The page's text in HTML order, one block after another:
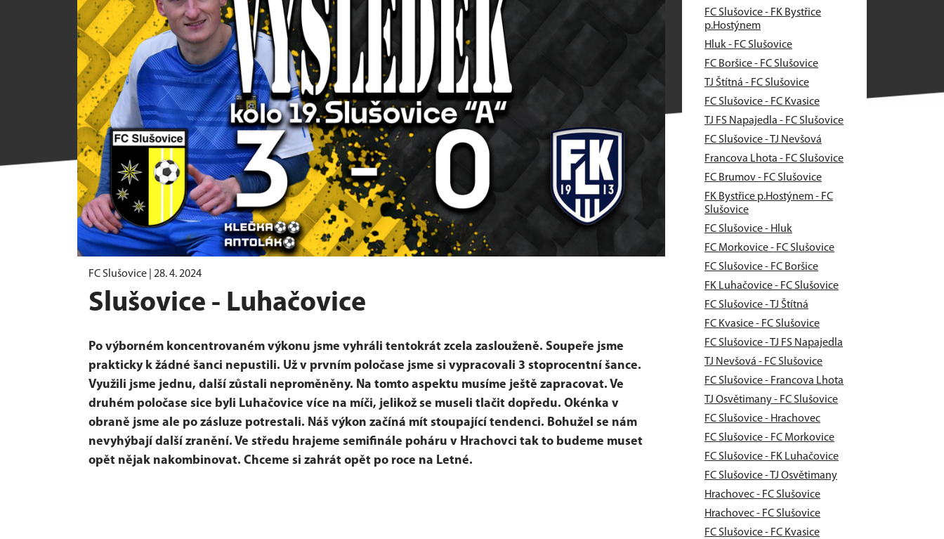
FC Slušovice | 28. 4. 2024
Slušovice - Luhačovice
Po výborném koncentrovaném výkonu jsme vyhráli tentokrát zcela zaslouženě. Soupeře jsme
prakticky k žádné šanci nepustili. Už v prvním poločase jsme si vypracovali 3 stoprocentní šance.
Využili jsme jednu, další zůstali neproměněny. Na tomto aspektu musíme ještě zapracovat. Ve
druhém poločase sice byli Luhačovice více na míči, jelikož se museli tlačit dopředu. Okénka v
obraně jsme ale po zásluze potrestali. Náš výkon začíná mít stoupající tendenci. Bohužel se nám
nevyhýbají další zranění. Ve středu hrajeme semifinále poháru v Hrachovci tak to budeme muset
opět nějak nakombinovat. Chceme si zahrát opět po roce na Letné.
FC Slušovice - FK Bystřice
p.Hostýnem
Hluk - FC Slušovice
FC Boršice - FC Slušovice
TJ Štítná - FC Slušovice
FC Slušovice - FC Kvasice
TJ FS Napajedla - FC Slušovice
FC Slušovice - TJ Nevšová
Francova Lhota - FC Slušovice
FC Brumov - FC Slušovice
FK Bystřice p.Hostýnem - FC
Slušovice
FC Slušovice - Hluk
FC Morkovice - FC Slušovice
FC Slušovice - FC Boršice
FK Luhačovice - FC Slušovice
FC Slušovice - TJ Štítná
FC Kvasice - FC Slušovice
FC Slušovice - TJ FS Napajedla
TJ Nevšová - FC Slušovice
FC Slušovice - Francova Lhota
TJ Osvětimany - FC Slušovice
FC Slušovice - Hrachovec
FC Slušovice - FC Morkovice
FC Slušovice - FK Luhačovice
FC Slušovice - TJ Osvětimany
Hrachovec - FC Slušovice
Hrachovec - FC Slušovice
FC Slušovice - FC Kvasice